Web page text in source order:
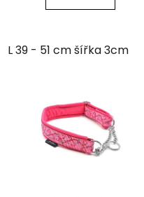
L 39 - 51 cm šířka 3cm